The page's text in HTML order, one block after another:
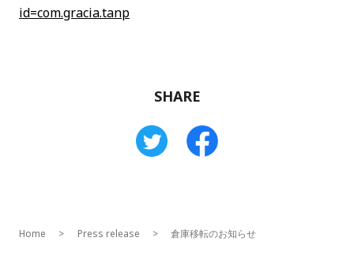
id=com.gracia.tanp
SHARE
Home Press release 倉庫移転のお知らせ